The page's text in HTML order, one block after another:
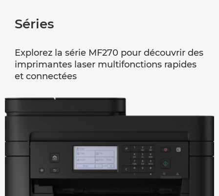
Séries
Explorez la série MF270 pour découvrir des
imprimantes laser multifonctions rapides
et connectées